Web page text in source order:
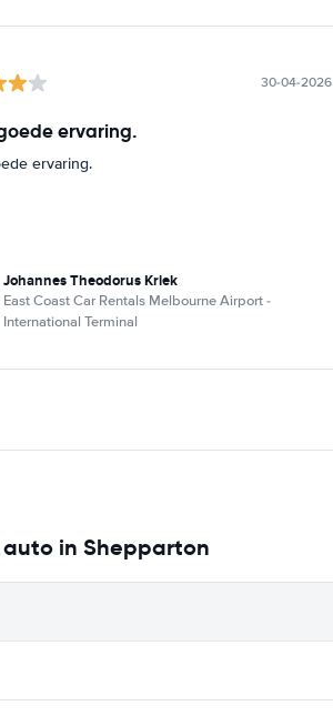
30-04-2026
ervaring.
ervaring.
Johannes Theodorus Kriek
East Coast Car Rentals Melbourne Airport -
International Terminal
in Shepparton